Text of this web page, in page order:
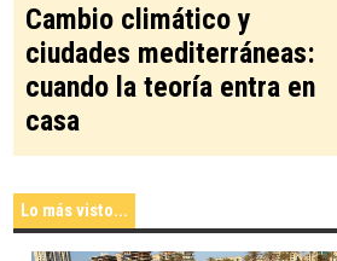
Cambio climático y
ciudades mediterráneas:
cuando la teoría entra en
casa
Lo más visto...